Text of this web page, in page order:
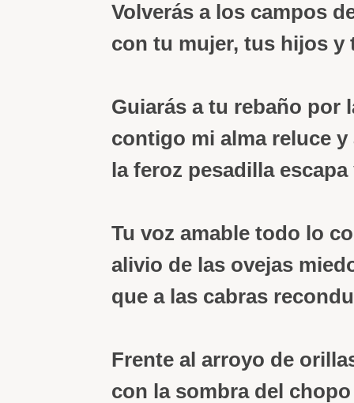
Volverás a los campos
con tu mujer, tus hijos y
Guiarás a tu rebaño por
contigo mi alma reluce y
la feroz pesadilla escapa
Tu voz amable todo lo
alivio de las ovejas
que a las cabras
Frente al arroyo de
con la sombra del